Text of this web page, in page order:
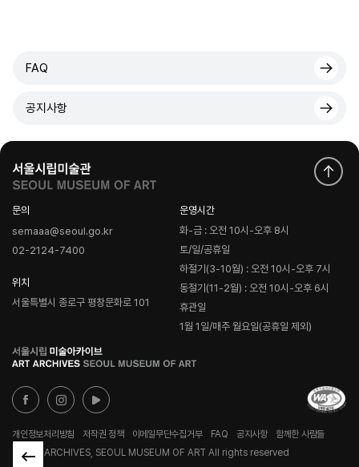
FAQ
공지사항
문의
semaaa@seoul.go.kr
02-2124-7400
위치
서울특별시 종로구 평창문화로 101
운영시간
화-금 : 오전 10시-오후 8시
토/일/공휴일
하절기(3-10월) : 오전 10시-오후 7시
동절기(11-2월) : 오전 10시-오후 6시
휴관일
1월 1일/매주 월요일(공휴일 제외)
로
고
개인정보처리방침 저작권 정책 이메일무단수집거부 FAQ 공지사항
함께한 사람들
© ART ARCHIVES, SEOUL MUSEUM OF ART All rights reserved